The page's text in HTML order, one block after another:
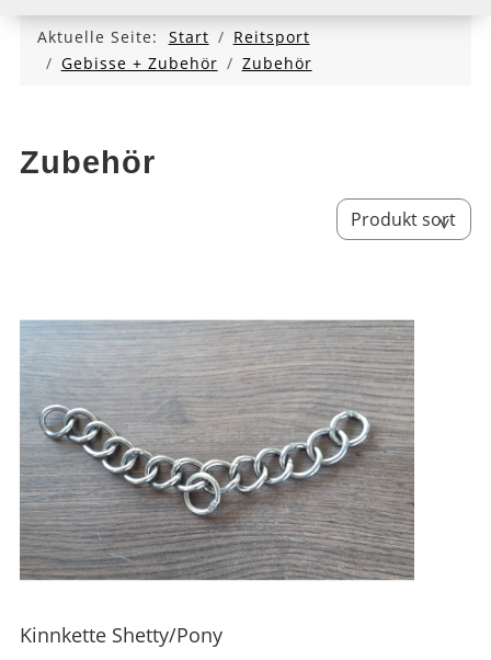
Aktuelle Seite: Start
Reitsport
Gebisse + Zubehör
Zubehör
Zubehör
Sort by
Kinnkette Shetty/Pony